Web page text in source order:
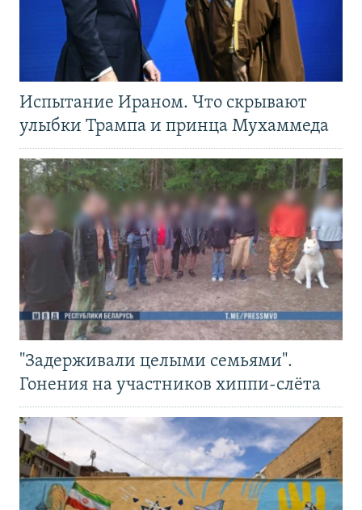
Испытание Ираном. Что скрывают
улыбки Трампа и принца Мухаммеда
"Задерживали целыми семьями".
Гонения на участников хиппи-слёта